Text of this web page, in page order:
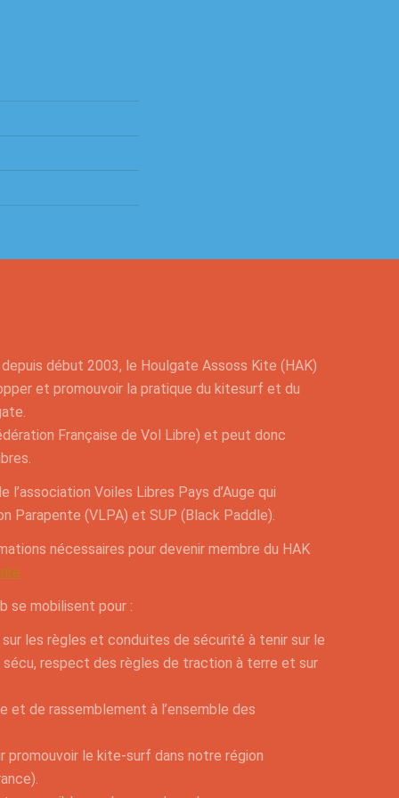
début 2003, le Houlgate Assoss Kite (HAK)
et promouvoir la pratique du kitesurf et du
Française de Vol Libre) et peut donc
Voiles Libres Pays d’Auge qui
Parapente (VLPA) et SUP (Black Paddle).
nécessaires pour devenir membre du HAK
se mobilisent pour :
les règles et conduites de sécurité à tenir sur le
sécu, respect des règles de traction à terre et sur
et de rassemblement à l’ensemble des
promouvoir le kite-surf dans notre région